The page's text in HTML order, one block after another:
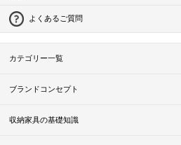
よくあるご質問
カテゴリー一覧
ブランドコンセプト
収納家具の基礎知識